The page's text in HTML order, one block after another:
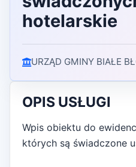
hotelarskie
URZĄD GMINY BIAŁE
OPIS USŁUGI
Wpis obiektu do
których są świadczone